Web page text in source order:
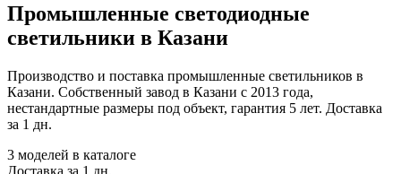
Промышленные светодиодные
светильники в Казани
Производство и поставка промышленные светильников в
Казани. Собственный завод в Казани с 2013 года,
нестандартные размеры под объект, гарантия 5 лет. Доставка
за 1 дн.
3 моделей в каталоге
Доставка за 1 дн.